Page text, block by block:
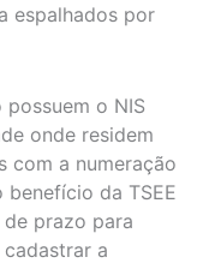
espalhados por
o NIS
onde residem
com a numeração
da TSEE
prazo para
a